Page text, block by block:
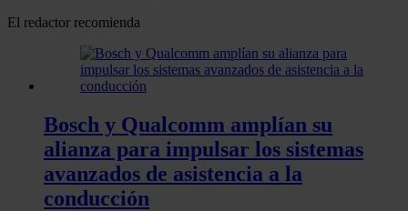
El redactor recomienda
Bosch y Qualcomm amplían su
alianza para impulsar los sistemas
avanzados de asistencia a la
conducción